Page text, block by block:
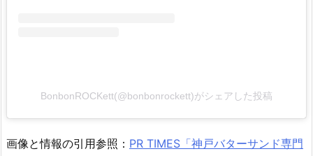
BonbonROCKett(@bonbonrockett)がシェアした投稿
画像と情報の引用参照： PR TIMES「神戸バターサンド専門